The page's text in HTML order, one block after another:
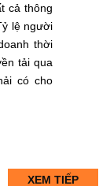
cả thông
lệ người
thời
tải qua
có cho
XEM TIẾP